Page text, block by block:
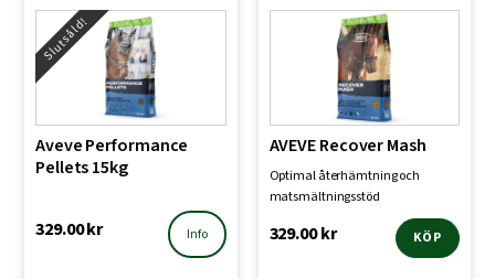
Slutsåld!
Aveve Performance
Pellets 15kg
329.00kr Info
AVEVE Recover Mash
Optimal återhämtning och
matsmältningsstöd
329.00kr KÖP